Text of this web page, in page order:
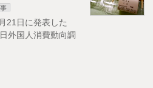
21日に発表した
外国人消費動向調